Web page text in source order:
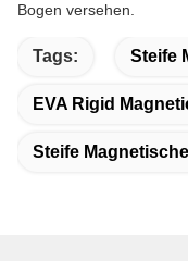
Bogen versehen.
Tags: Steife
EVA Rigid
Steife